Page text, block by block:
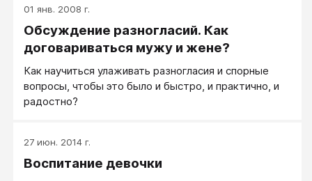
01 янв. 2008 г.
Обсуждение разногласий. Как
договариваться мужу и жене?
Как научиться улаживать разногласия и спорные
вопросы, чтобы это было и быстро, и практично, и
радостно?
27 июн. 2014 г.
Воспитание девочки